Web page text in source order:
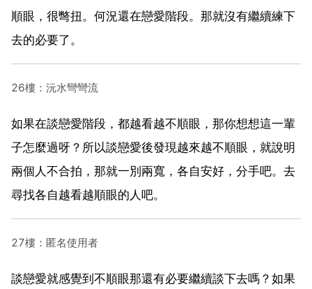
順眼，很彆扭。何況還在戀愛階段。那就沒有繼續練下
去的必要了。
26樓：沅水彎彎流
如果在談戀愛階段，都越看越不順眼，那你想想這一輩
子怎麼過呀？所以談戀愛後發現越來越不順眼，就說明
兩個人不合拍，那就一別兩寬，各自安好，分手吧。去
尋找各自越看越順眼的人吧。
27樓：匿名使用者
談戀愛就感覺到不順眼那還有必要繼續談下去嗎？如果